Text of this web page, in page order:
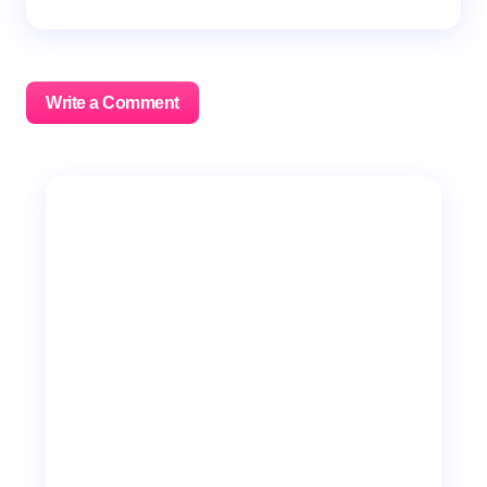
Write a Comment